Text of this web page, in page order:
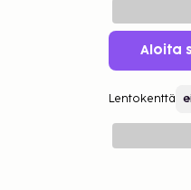
Aloita
Lentokenttä